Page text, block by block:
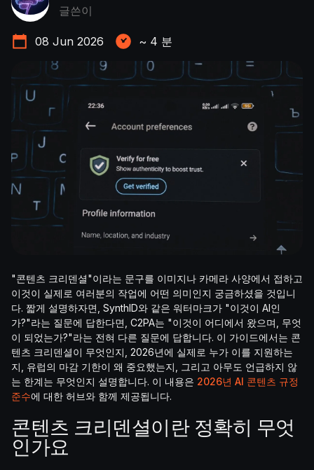
글쓴이
08 Jun 2026 ~ 4 분
"콘텐츠 크리덴셜"이라는 문구를 이미지나 카메라 사양에서 접하고
이것이 실제로 여러분의 작업에 어떤 의미인지 궁금하셨을 것입니
다. 짧게 설명하자면, SynthID와 같은 워터마크가 "이것이 AI인
가?"라는 질문에 답한다면, C2PA는 "이것이 어디에서 왔으며, 무엇
이 되었는가?"라는 전혀 다른 질문에 답합니다. 이 가이드에서는 콘
텐츠 크리덴셜이 무엇인지, 2026년에 실제로 누가 이를 지원하는
지, 유럽의 마감 기한이 왜 중요했는지, 그리고 아무도 언급하지 않
는 한계는 무엇인지 설명합니다. 이 내용은 2026년 AI 콘텐츠 규정
준수에 대한 허브와 함께 제공됩니다.
콘텐츠 크리덴셜이란 정확히 무엇
인가요